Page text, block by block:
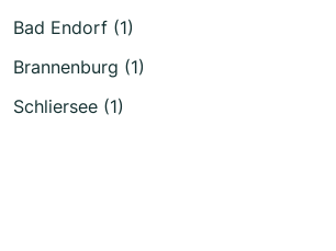
Bad Endorf (1)
Brannenburg (1)
Schliersee (1)